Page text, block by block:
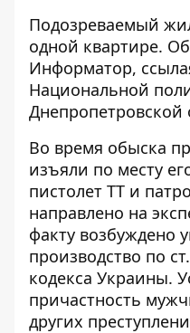
Подозреваемый
одной квартире.
Информатор,
Национальной
Днепропетровской
Во время обыска
изъяли по месту
пистолет ТТ и
направлено на
факту возбуждено
производство по
кодекса Украины.
причастность
других